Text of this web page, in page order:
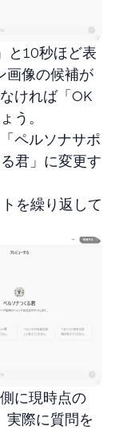
と10秒ほど表
画像の候補が
ければ「OK
う。
ペルソナサポ
君」に変更す
を繰り返して
に現時点の
実際に質問を